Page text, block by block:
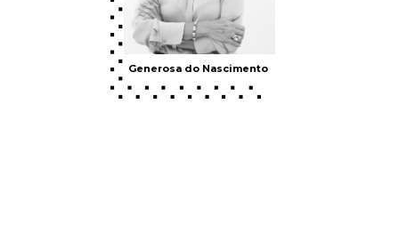
Generosa do Nascimento